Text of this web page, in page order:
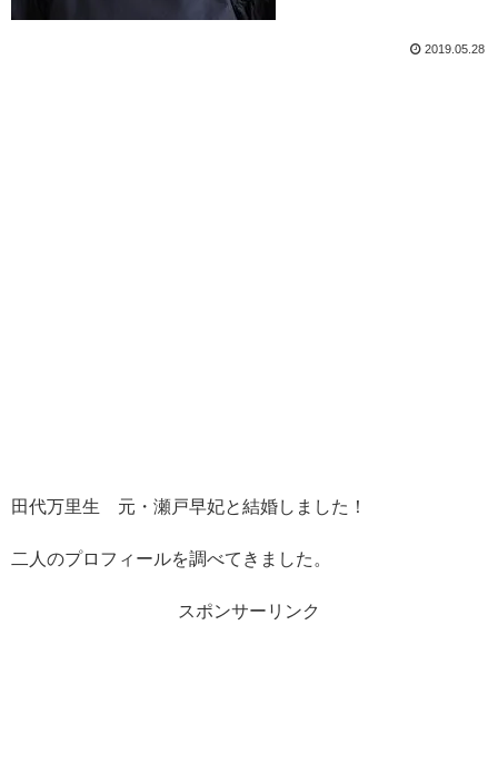
2019.05.28
田代万里生 元・瀬戸早妃と結婚しました！
二人のプロフィールを調べてきました。
スポンサーリンク